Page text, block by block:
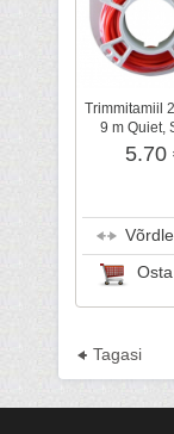
Trimmitamiil
9 m Quiet,
5.70
Võrdle
Osta
Tagasi